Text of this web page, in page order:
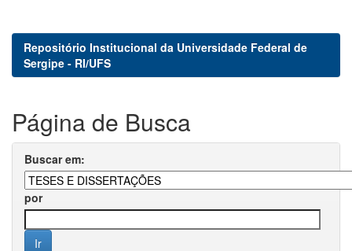
Repositório Institucional da Universidade Federal de
Sergipe - RI/UFS
Página de Busca
Buscar em:
por